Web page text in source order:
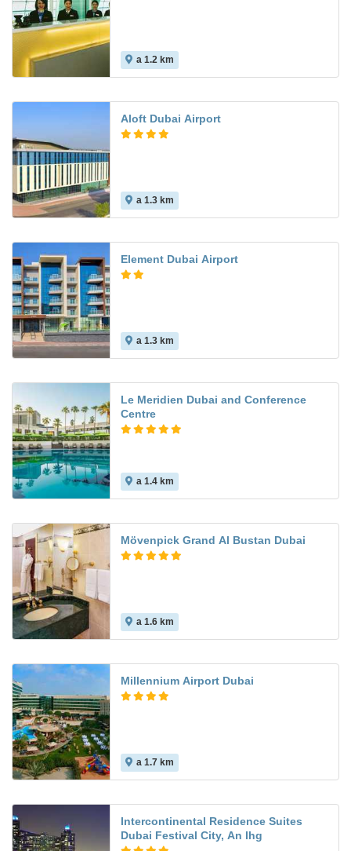
a 1.2 km
Aloft Dubai Airport
a 1.3 km
Element Dubai Airport
a 1.3 km
Le Meridien Dubai and Conference
Centre
a 1.4 km
Mövenpick Grand Al Bustan Dubai
a 1.6 km
Millennium Airport Dubai
a 1.7 km
Intercontinental Residence Suites
Dubai Festival City, An Ihg